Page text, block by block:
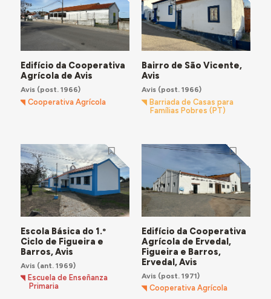
Edifício da Cooperativa
Agrícola de Avis
Avis(post. 1966)
Cooperativa Agrícola
Bairro de São Vicente,
Avis
Avis(post. 1966)
Barriada de Casas para
Famílias Pobres (PT)
Escola Básica do 1.º
Ciclo de Figueira e
Barros, Avis
Avis(ant. 1969)
Escuela de Enseñanza
Primaria
Edifício da Cooperativa
Agrícola de Ervedal,
Figueira e Barros,
Ervedal, Avis
Avis(post. 1971)
Cooperativa Agrícola